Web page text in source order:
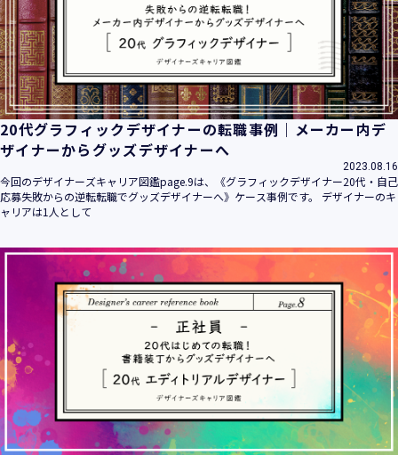
20代グラフィックデザイナーの転職事例｜メーカー内デ
ザイナーからグッズデザイナーへ
2023.08.16
今回のデザイナーズキャリア図鑑page.9は、《グラフィックデザイナー20代・自己
応募失敗からの逆転転職でグッズデザイナーへ》ケース事例です。 デザイナーのキ
ャリアは1人として